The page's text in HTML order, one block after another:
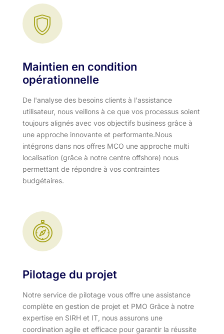
Maintien en condition
opérationnelle
De l'analyse des besoins clients à l'assistance
utilisateur, nous veillons à ce que vos processus soient
toujours alignés avec vos objectifs business grâce à
une approche innovante et performante.​ Nous
intégrons dans nos offres MCO une approche multi
localisation (grâce à notre centre offshore) nous
permettant de répondre à vos contraintes
budgétaires.
Pilotage du projet
Notre service de pilotage vous offre une assistance
complète en gestion de projet et PMO Grâce à notre
expertise en SIRH et IT, nous assurons une
coordination agile et efficace pour garantir la réussite